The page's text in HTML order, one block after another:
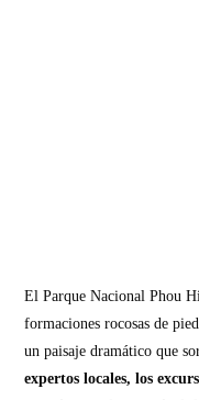
El Parque Nacional Phou
formaciones rocosas de
un paisaje dramático que
expertos locales, los